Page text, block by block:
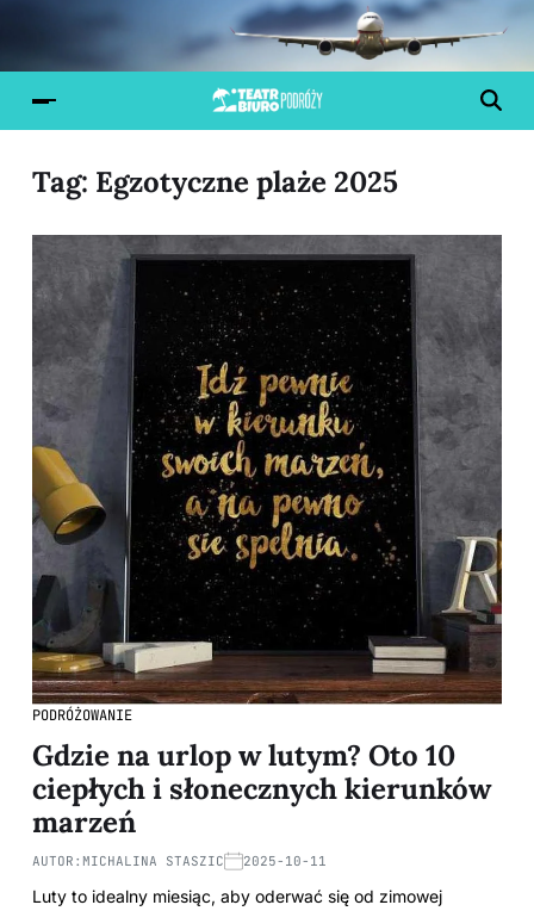
Tag: Egzotyczne plaże 2025
PODRÓŻOWANIE
Gdzie na urlop w lutym? Oto 10
ciepłych i słonecznych kierunków
marzeń
AUTOR: MICHALINA STASZIC 2025-10-11
Luty to idealny miesiąc, aby oderwać się od zimowej